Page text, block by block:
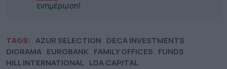
ενημέρωση!
TAGS: AZUR SELECTION DECA INVESTMENTS
DIORAMA EUROBANK FAMILY OFFICES FUNDS
HILL INTERNATIONAL LDA CAPITAL